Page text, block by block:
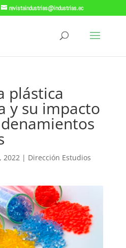
revistaindustrias@industrias.ec
plástica
y su impacto
2022| Dirección Estudios